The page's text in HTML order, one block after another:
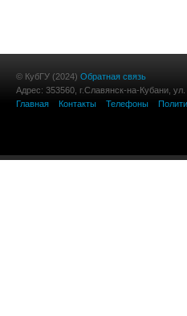
© КубГУ (2024) Обратная связь
Адрес: 353560, г.Славянск-на-Кубани,
Главная
Контакты Телефоны